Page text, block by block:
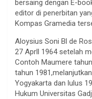
bersaing dengan E-
editor di penerbitan
Kompas Gramedia
Aloysius Soni Bl de
27 Aprll 1964 setelah
Contoh Maumere
tahun
Yogyakarta dan lulus
Hukum Universitas